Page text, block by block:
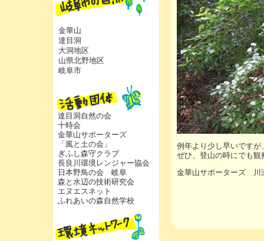
金華山
達目洞
大洞地区
山県北野地区
岐阜市
達目洞自然の会
十時会
金華山サポーターズ
「風と土の会」
ぎふし森守クラブ
長良川環境レンジャー協会
日本野鳥の会 岐阜
森と水辺の技術研究会
エヌエスネット
ふれあいの森自然学校
例年より少し早いです
ぜひ、登山の時にでも
金華山サポーターズ 川